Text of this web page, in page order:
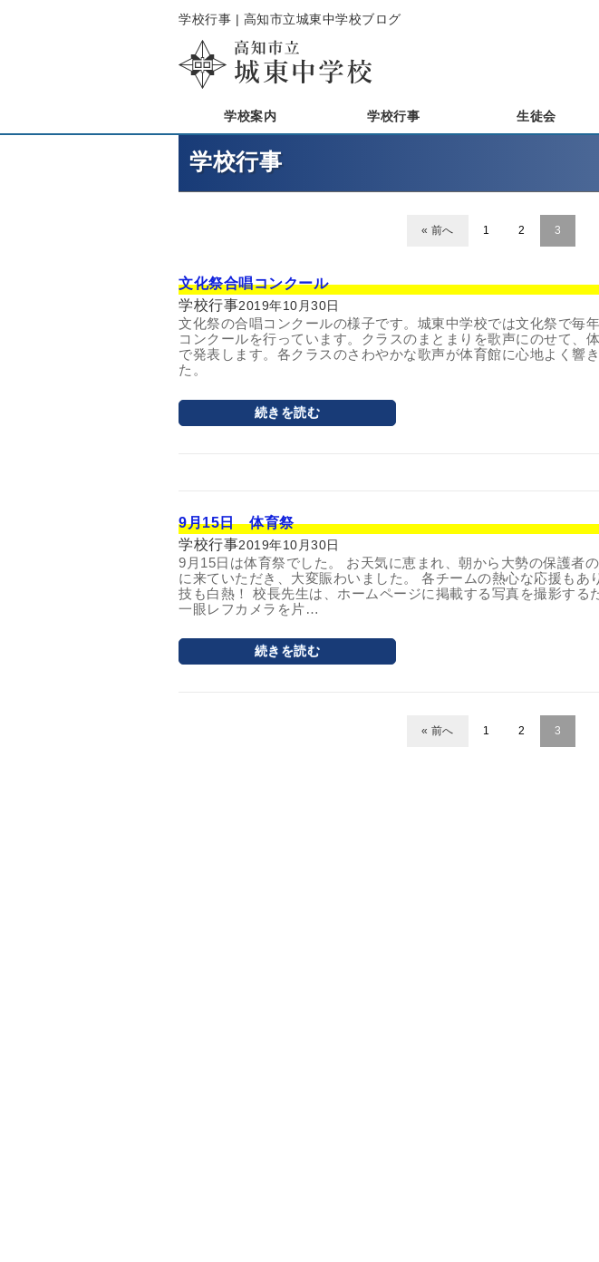
学校行事 | 高知市立城東中学校ブログ
学校案内 学校行事 生徒会
学校行事
« 前へ 1 2 3
文化祭合唱コンクール
学校行事2019年10月30日
文化祭の合唱コンクールの様子です。城東中学校では文化祭で毎
コンクールを行っています。クラスのまとまりを歌声にのせて、
で発表します。各クラスのさわやかな歌声が体育館に心地よく響
た。
続きを読む
9月15日 体育祭
学校行事2019年10月30日
9月15日は体育祭でした。 お天気に恵まれ、朝から大勢の保護者
に来ていただき、大変賑わいました。 各チームの熱心な応援もあ
技も白熱！ 校長先生は、ホームページに掲載する写真を撮影する
一眼レフカメラを片…
続きを読む
« 前へ 1 2 3